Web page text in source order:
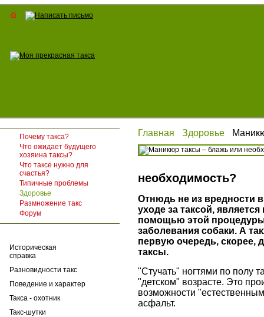
Почему такса?
Что ожидает будущего
хозяина таксы?
Что таксе нужно для
счастья?
Типичные проблемы
Здоровье
Размножение такс
Форум
Историческая
справка
Разновидности такс
Поведение и характер
Такса - охотник
Такс-шутки
Главная Здоровье
необходимость?
Отнюдь не из вредности в
уходе за таксой,
помощью этой
заболевания собаки. А
первую очередь, скорее,
таксы.
"Стучать" ногтями по полу
"детском" возрасте. Это
возможности
асфальт.